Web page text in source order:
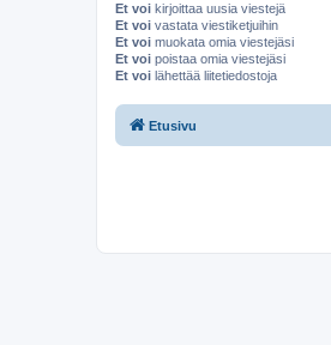
Et voi kirjoittaa uusia viestejä
Et voi vastata viestiketjuihin
Et voi muokata omia viestejäsi
Et voi poistaa omia viestejäsi
Et voi lähettää liitetiedostoja
Etusivu